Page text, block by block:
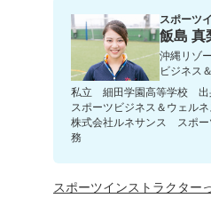
スポーツ
飯島 真
沖縄リゾ
ビジネス
私立 細田学園高等学校 出
スポーツビジネス＆ウェル
株式会社ルネサンス スポー
務
スポーツインストラクター